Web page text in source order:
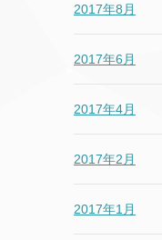
2017年8月
2017年6月
2017年4月
2017年2月
2017年1月